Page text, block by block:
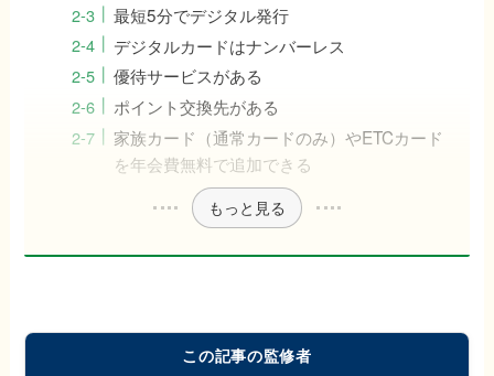
最短5分でデジタル発行
デジタルカードはナンバーレス
優待サービスがある
ポイント交換先がある
家族カード（通常カードのみ）やETCカード
を年会費無料で追加できる
もっと見る
この記事の監修者